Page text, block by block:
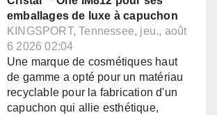
emballages de luxe à capuchon
KINGSPORT, Tennessee, jeu., août
6 2026 02:04
Une marque de cosmétiques haut
de gamme a opté pour un matériau
recyclable pour la fabrication d'un
capuchon qui allie esthétique,